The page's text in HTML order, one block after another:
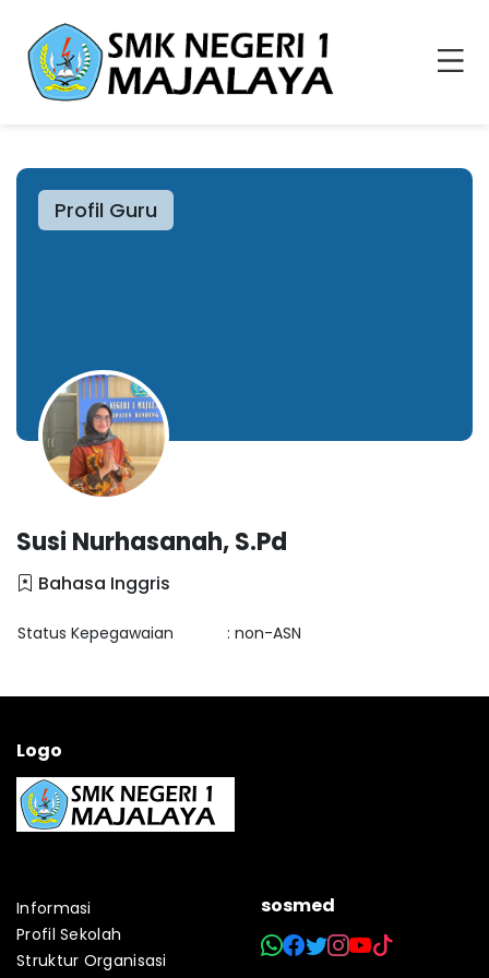
Profil Guru
Susi Nurhasanah, S.Pd
Bahasa Inggris
Status Kepegawaian : non-ASN
Logo
Informasi
Profil Sekolah
Struktur Organisasi
sosmed